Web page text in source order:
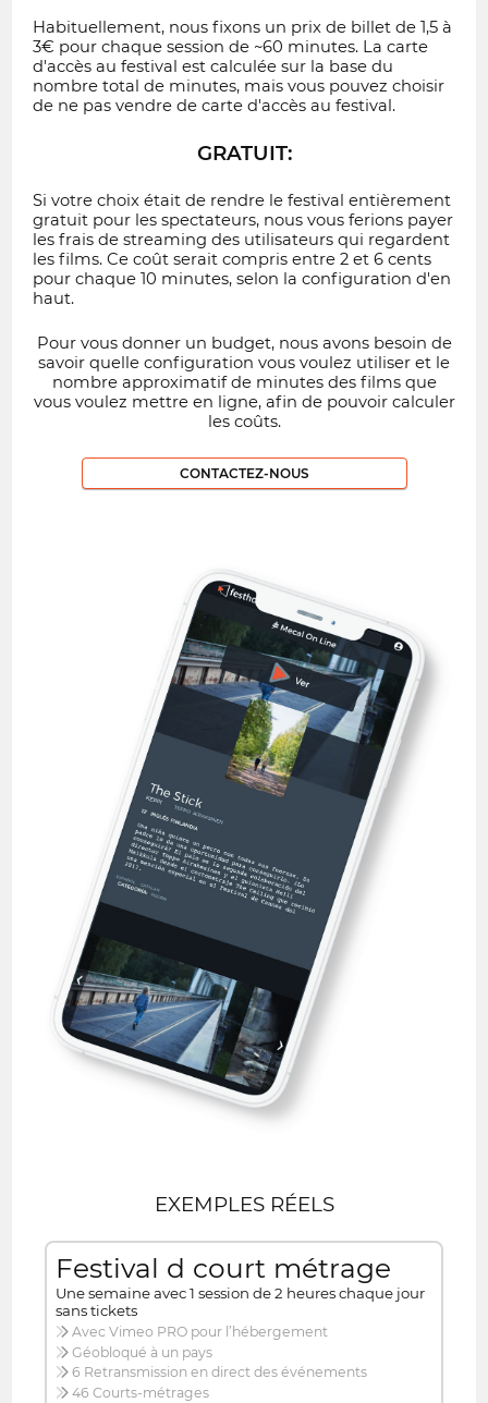
Habituellement, nous fixons un prix de billet de 1,5 à
3€ pour chaque session de ~60 minutes. La carte
d'accès au festival est calculée sur la base du
nombre total de minutes, mais vous pouvez choisir
de ne pas vendre de carte d'accès au festival.
GRATUIT:
Si votre choix était de rendre le festival entièrement
gratuit pour les spectateurs, nous vous ferions payer
les frais de streaming des utilisateurs qui regardent
les films. Ce coût serait compris entre 2 et 6 cents
pour chaque 10 minutes, selon la configuration d'en
haut.
Pour vous donner un budget, nous avons besoin de
savoir quelle configuration vous voulez utiliser et le
nombre approximatif de minutes des films que
vous voulez mettre en ligne, afin de pouvoir calculer
les coûts.
CONTACTEZ-NOUS
EXEMPLES RÉELS
Festival d court métrage
Une semaine avec 1 session de 2 heures chaque jour
sans tickets
Avec Vimeo PRO pour l’hébergement
Géobloqué à un pays
6 Retransmission en direct des événements
46 Courts-métrages